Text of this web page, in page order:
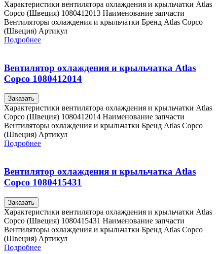
Характеристики вентилятора охлаждения и крыльчатки Atlas
Copco (Швеция) 1080412013 Наименование запчасти
Вентиляторы охлаждения и крыльчатки Бренд Atlas Copco
(Швеция) Артикул
Подробнее
Вентилятор охлаждения и крыльчатка Atlas
Copco 1080412014
Заказать
Характеристики вентилятора охлаждения и крыльчатки Atlas
Copco (Швеция) 1080412014 Наименование запчасти
Вентиляторы охлаждения и крыльчатки Бренд Atlas Copco
(Швеция) Артикул
Подробнее
Вентилятор охлаждения и крыльчатка Atlas
Copco 1080415431
Заказать
Характеристики вентилятора охлаждения и крыльчатки Atlas
Copco (Швеция) 1080415431 Наименование запчасти
Вентиляторы охлаждения и крыльчатки Бренд Atlas Copco
(Швеция) Артикул
Подробнее